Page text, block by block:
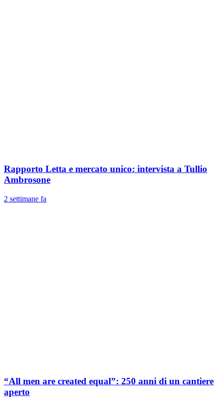
Rapporto Letta e mercato unico: intervista a Tullio
Ambrosone
2 settimane fa
“All men are created equal”: 250 anni di un cantiere
aperto